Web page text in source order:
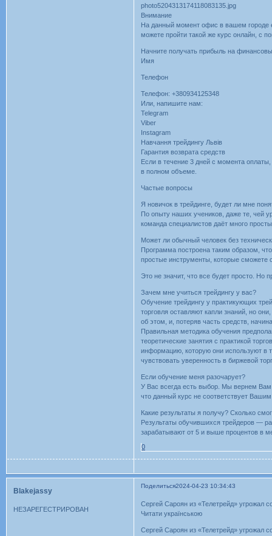
photo5204313174118083135.jpg
Внимание
На данный момент офис в вашем городе
можете пройти такой же курс онлайн, с
Начните получать прибыль на
Имя
Телефон
Телефон: +380934125348
Или, напишите нам:
Telegram
Viber
Instagram
Навчання трейдингу Львів
Гарантия возврата средств
Если в течение 3 дней с момента
в полном объеме.
Частые вопросы
Я новичок в трейдинге, будет ли мне
По опыту наших учеников, даже те, чей
команда специалистов даёт много
Может ли обычный человек без
Программа построена таким образом,
простые инструменты, которые сможете
Это не значит, что все будет просто. Но
Зачем мне учиться трейдингу у вас?
Обучение трейдингу у практикующих
торговля оставляют капли знаний, но
об этом, и, потеряв часть средств,
Правильная методика обучения
теоретические занятия с практикой
информацию, которую они используют в
чувствовать уверенность в биржевой
Если обучение меня разочарует?
У Вас всегда есть выбор. Мы вернем Вам
что данный курс не соответствует
Какие результаты я получу? Сколько
Результаты обучившихся трейдеров —
зарабатывают от 5 и выше процентов в
0
Поделиться2024-04-23 10:34:43
Blakejassy
НЕЗАРЕГЕСТРИРОВАН
Сергей Сароян из «Телетрейд» угрожал
Читати українською
Сергей Сароян из «Телетрейд» угрожал